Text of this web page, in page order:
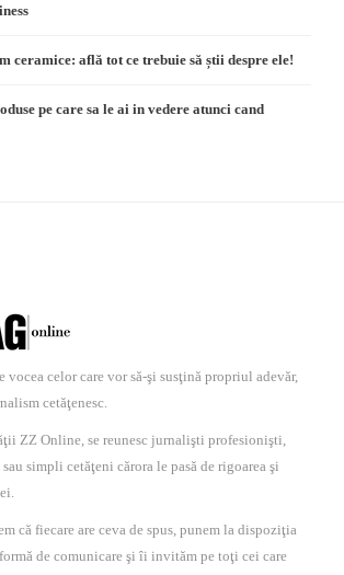
ceramice: află tot ce trebuie să știi despre ele!
pe care sa le ai in vedere atunci cand
vocea celor care vor să-şi susţină propriul adevăr,
cetăţenesc.
ZZ Online, se reunesc jurnalişti profesionişti,
simpli cetăţeni cărora le pasă de rigoarea şi
că fiecare are ceva de spus, punem la dispoziţia
de comunicare şi îi invităm pe toţi cei care